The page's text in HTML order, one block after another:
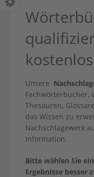
kostenlos
Unsere
Fachwörterbücher,
Thesauren,
das Wissen zu
Nachschlagewerk
Information.
Bitte wählen Sie
Ergebnisse besser